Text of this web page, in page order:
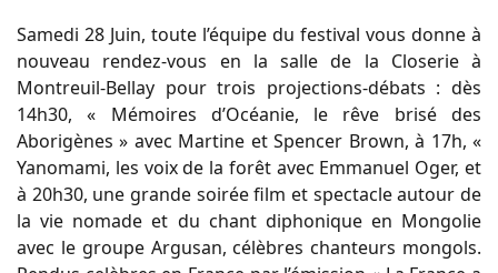
Samedi 28 Juin, toute l’équipe du festival vous donne à
nouveau rendez-vous en la salle de la Closerie à
Montreuil-Bellay pour trois projections-débats : dès
14h30, « Mémoires d’Océanie, le rêve brisé des
Aborigènes » avec Martine et Spencer Brown, à 17h, «
Yanomami, les voix de la forêt avec Emmanuel Oger, et
à 20h30, une grande soirée film et spectacle autour de
la vie nomade et du chant diphonique en Mongolie
avec le groupe Argusan, célèbres chanteurs mongols.